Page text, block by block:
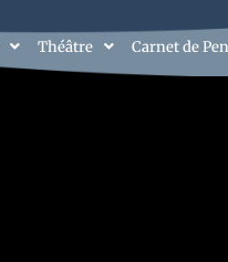
Théâtre Carnet de